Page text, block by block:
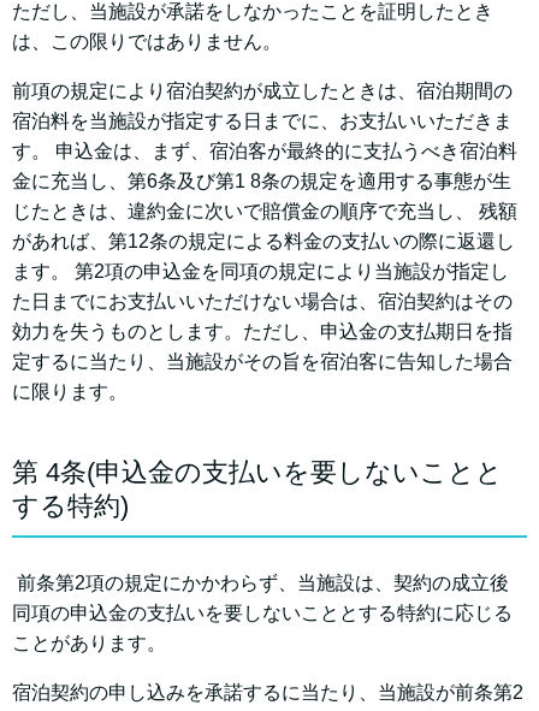
ただし、当施設が承諾をしなかったことを証明したとき
は、この限りではありません。
前項の規定により宿泊契約が成立したときは、宿泊期間の
宿泊料を当施設が指定する日までに、お支払いいただきま
す。 申込金は、まず、宿泊客が最終的に支払うべき宿泊料
金に充当し、第6条及び第1 8条の規定を適用する事態が生
じたときは、違約金に次いで賠償金の順序で充当し、 残額
があれば、第12条の規定による料金の支払いの際に返還し
ます。 第2項の申込金を同項の規定により当施設が指定し
た日までにお支払いいただけない場合は、宿泊契約はその
効力を失うものとします。ただし、申込金の支払期日を指
定するに当たり、当施設がその旨を宿泊客に告知した場合
に限ります。
第 4条(申込金の支払いを要しないことと
する特約)
前条第2項の規定にかかわらず、当施設は、契約の成立後
同項の申込金の支払いを要しないこととする特約に応じる
ことがあります。
宿泊契約の申し込みを承諾するに当たり、当施設が前条第2